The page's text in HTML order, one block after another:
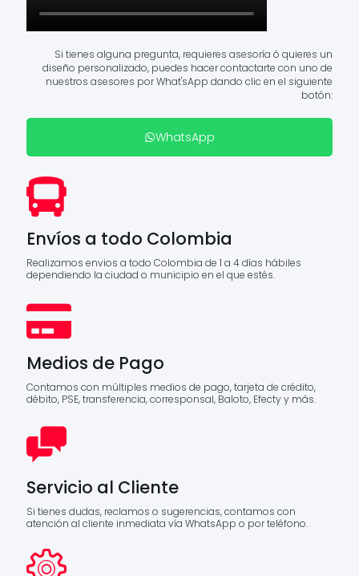
Si tienes alguna pregunta, requieres asesoría ó quieres un
diseño personalizado, puedes hacer contactarte con uno de
nuestros asesores por What'sApp dando clic en el siguiente
botón:
WhatsApp
Envíos a todo Colombia
Realizamos envios a todo Colombia de 1 a 4 días hábiles
dependiendo la ciudad o municipio en el que estés.
Medios de Pago
Contamos con múltiples medios de pago, tarjeta de crédito,
débito, PSE, transferencia, corresponsal, Baloto, Efecty y más.
Servicio al Cliente
Si tienes dudas, reclamos o sugerencias, contamos con
atención al cliente inmediata vía WhatsApp o por teléfono.